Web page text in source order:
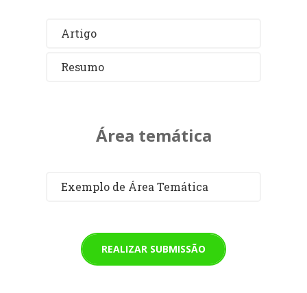
Artigo
Resumo
Área temática
Exemplo de Área Temática
REALIZAR SUBMISSÃO